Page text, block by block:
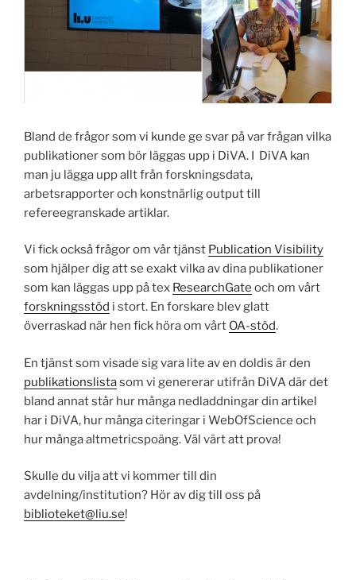
Bland de frågor som vi kunde ge svar på var frågan vilka
publikationer som bör läggas upp i DiVA. I DiVA kan
man ju lägga upp allt från forskningsdata,
arbetsrapporter och konstnärlig output till
refereegranskade artiklar.
Vi fick också frågor om vår tjänst Publication Visibility
som hjälper dig att se exakt vilka av dina publikationer
som kan läggas upp på tex ResearchGate och om vårt
forskningsstöd i stort. En forskare blev glatt
överraskad när hen fick höra om vårt OA-stöd.
En tjänst som visade sig vara lite av en doldis är den
publikationslistasom vi genererar utifrån DiVA där det
bland annat står hur många nedladdningar din artikel
har i DiVA, hur många citeringar i WebOfScience och
hur många altmetricspoäng. Väl värt att prova!
Skulle du vilja att vi kommer till din
avdelning/institution? Hör av dig till oss på
biblioteket@liu.se!